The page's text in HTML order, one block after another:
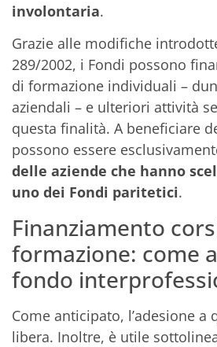
involontaria.
Grazie alle modifiche
289/2002, i Fondi possono
di formazione individuali –
aziendali – e ulteriori attività
questa finalità. A beneficiare
possono essere
delle aziende che hanno
uno dei Fondi paritetici.
Finanziamento
formazione: come
fondo
Come anticipato, l’adesione a
libera. Inoltre, è utile